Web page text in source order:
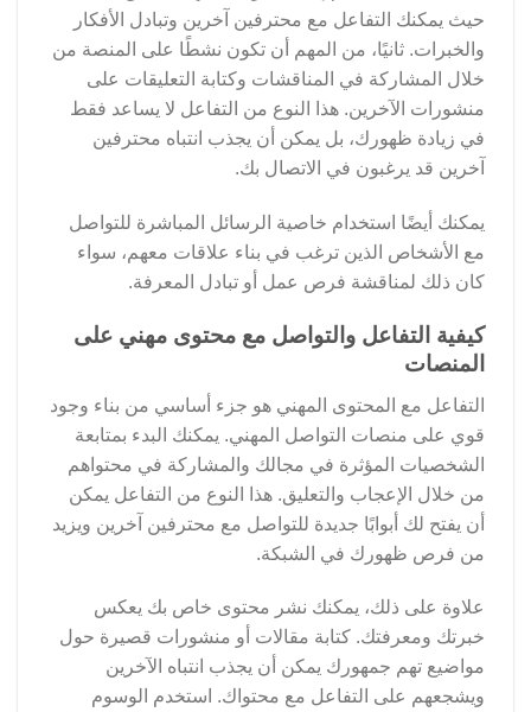
حيث يمكنك التفاعل مع محترفين آخرين وتبادل الأفكار
والخبرات. ثانيًا، من المهم أن تكون نشطًا على المنصة من
خلال المشاركة في المناقشات وكتابة التعليقات على
منشورات الآخرين. هذا النوع من التفاعل لا يساعد فقط
في زيادة ظهورك، بل يمكن أن يجذب انتباه محترفين
آخرين قد يرغبون في الاتصال بك.
يمكنك أيضًا استخدام خاصية الرسائل المباشرة للتواصل
مع الأشخاص الذين ترغب في بناء علاقات معهم، سواء
كان ذلك لمناقشة فرص عمل أو تبادل المعرفة.
كيفية التفاعل والتواصل مع محتوى مهني على
المنصات
التفاعل مع المحتوى المهني هو جزء أساسي من بناء وجود
قوي على منصات التواصل المهني. يمكنك البدء بمتابعة
الشخصيات المؤثرة في مجالك والمشاركة في محتواهم
من خلال الإعجاب والتعليق. هذا النوع من التفاعل يمكن
أن يفتح لك أبوابًا جديدة للتواصل مع محترفين آخرين ويزيد
من فرص ظهورك في الشبكة.
علاوة على ذلك، يمكنك نشر محتوى خاص بك يعكس
خبرتك ومعرفتك. كتابة مقالات أو منشورات قصيرة حول
مواضيع تهم جمهورك يمكن أن يجذب انتباه الآخرين
ويشجعهم على التفاعل مع محتواك. استخدم الوسوم